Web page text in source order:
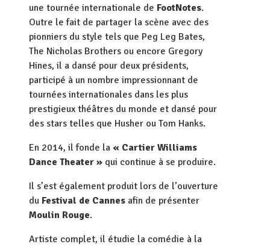
une tournée internationale de FootNotes.
Outre le fait de partager la scène avec des
pionniers du style tels que Peg Leg Bates,
The Nicholas Brothers ou encore Gregory
Hines, il a dansé pour deux présidents,
participé à un nombre impressionnant de
tournées internationales dans les plus
prestigieux théâtres du monde et dansé pour
des stars telles que Husher ou Tom Hanks.
En 2014, il fonde la « Cartier Williams
Dance Theater » qui continue à se produire.
Il s’est également produit lors de l’ouverture
du Festival de Cannes afin de présenter
Moulin Rouge.
Artiste complet, il étudie la comédie à la